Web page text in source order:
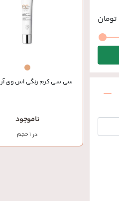
تومان
سی سی کرم رنگی اس وی آر SPF50
ناموجود
در 1 حجم